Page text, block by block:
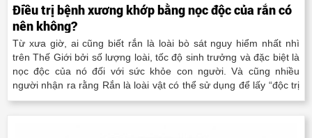
Điều trị bệnh xương khớp bằng nọc độc của rắn có
nên không?
Từ xưa giờ, ai cũng biết rắn là loài bò sát nguy hiểm nhất nhì
trên Thế Giới bởi số lượng loài, tốc độ sinh trưởng và đặc biệt là
nọc độc của nó đối với sức khỏe con người. Và cũng nhiều
người nhận ra rằng Rắn là loài vật có thể sử dụng để lấy “độc trị
độc” có..